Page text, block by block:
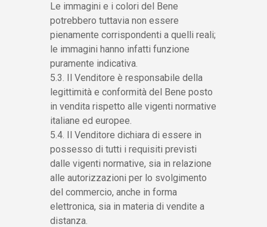
Le immagini e i colori del Bene
potrebbero tuttavia non essere
pienamente corrispondenti a quelli reali;
le immagini hanno infatti funzione
puramente indicativa.
5.3. Il Venditore è responsabile della
legittimità e conformità del Bene posto
in vendita rispetto alle vigenti normative
italiane ed europee.
5.4. Il Venditore dichiara di essere in
possesso di tutti i requisiti previsti
dalle vigenti normative, sia in relazione
alle autorizzazioni per lo svolgimento
del commercio, anche in forma
elettronica, sia in materia di vendite a
distanza.